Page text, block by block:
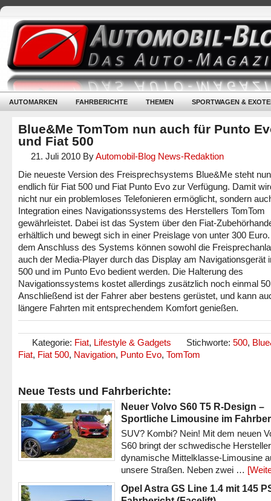
AUTOMARKEN FAHRBERICHTE THEMEN SPORTWAGEN &
Blue&Me TomTom nun auch für Punto
und Fiat 500
21. Juli 2010 ByAutomobil-Blog News-Redaktion
Die neueste Version des Freisprechsystems Blue&Me steht
endlich für Fiat 500 und Fiat Punto Evo zur Verfügung. Damit
nicht nur ein problemloses Telefonieren ermöglicht, sondern
Integration eines Navigationssystems des Herstellers TomTom
gewährleistet. Dabei ist das System über den Fiat-
erhältlich und bewegt sich in einer Preislage von unter 300
dem Anschluss des Systems können sowohl die
auch der Media-Player durch das Display am Navigationsgerät
500 und im Punto Evo bedient werden. Die Halterung des
Navigationssystems kostet allerdings zusätzlich noch einmal
Anschließend ist der Fahrer aber bestens gerüstet, und kann
längere Fahrten mit entsprechendem Komfort genießen.
Kategorie: Fiat, Lifestyle & Gadgets Stichworte: 500,
Fiat, Fiat 500, Navigation, Punto Evo, TomTom
Neue Tests und Fahrberichte:
Neuer Volvo S60 T5 R-Design –
Sportliche Limousine im
SUV? Kombi? Nein! Mit dem neuen
S60 bringt der schwedische
dynamische Mittelklasse-Limousine
unsere Straßen. Neben zwei …
Opel Astra GS Line 1.4 mit 145